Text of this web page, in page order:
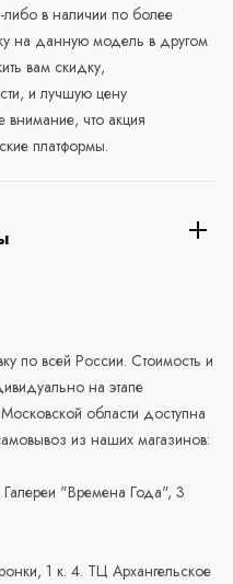
в наличии по более
на данную модель в другом
вам скидку,
и лучшую цену
внимание, что акция
платформы.
по всей России. Стоимость и
на этапе
области доступна
из наших магазинов:
Галереи "Времена Года", 3
1 к. 4. ТЦ Архангельское